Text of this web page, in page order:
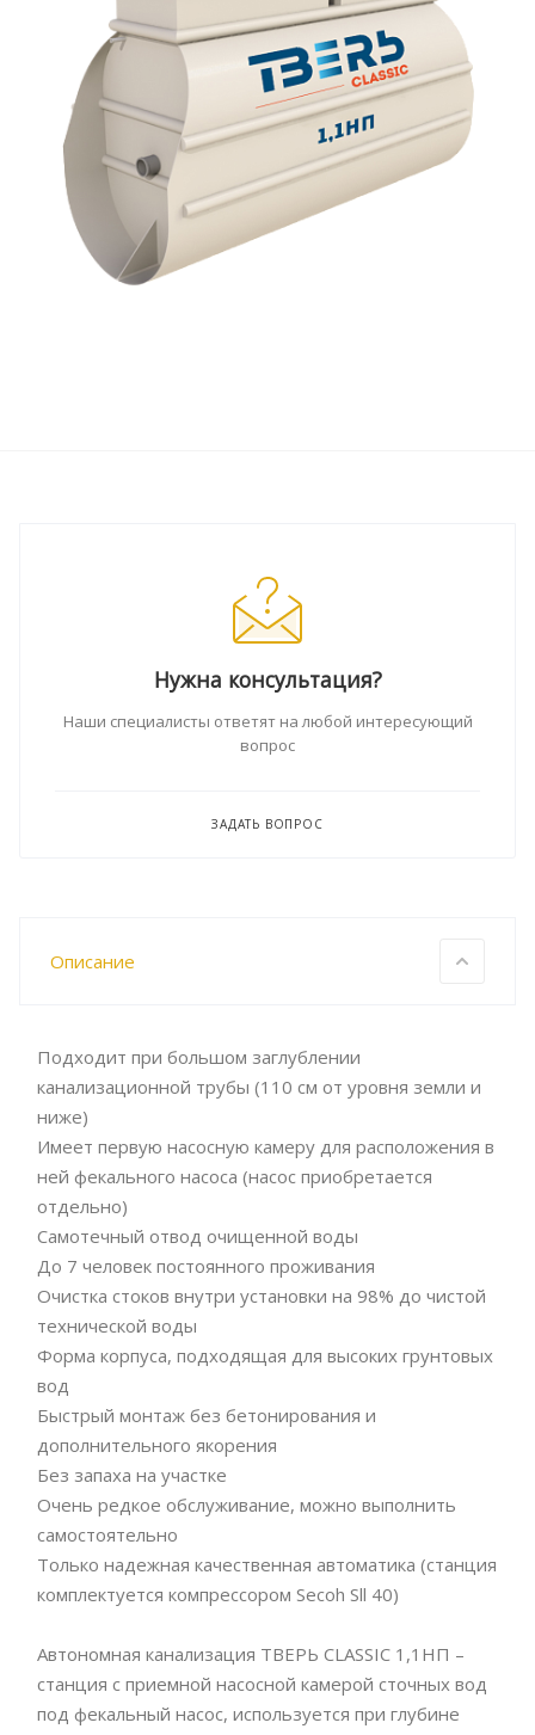
Нужна консультация?
Наши специалисты ответят на любой интересующий
вопрос
ЗАДАТЬ ВОПРОС
Описание
Подходит при большом заглублении
канализационной трубы (110 см от уровня земли и
ниже)
Имеет первую насосную камеру для расположения в
ней фекального насоса (насос приобретается
отдельно)
Самотечный отвод очищенной воды
До 7 человек постоянного проживания
Очистка стоков внутри установки на 98% до чистой
технической воды
Форма корпуса, подходящая для высоких грунтовых
вод
Быстрый монтаж без бетонирования и
дополнительного якорения
Без запаха на участке
Очень редкое обслуживание, можно выполнить
самостоятельно
Только надежная качественная автоматика (станция
комплектуется компрессором Secoh Sll 40)
Автономная канализация ТВЕРЬ CLASSIC 1,1НП –
станция с приемной насосной камерой сточных вод
под фекальный насос, используется при глубине